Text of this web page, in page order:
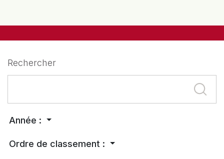
Rechercher
Année :
Ordre de classement :